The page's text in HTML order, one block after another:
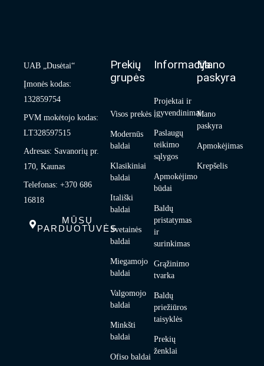
UAB „Dusėtai“
Įmonės kodas:
132859754
PVM mokėtojo kodas:
LT328597515
Adresas: Savanorių pr.
170, Kaunas
Telefonas: +370 686
16818
MŪSŲ
PARDUOTUVĖS
Prekių
grupės
Visos prekės
Modernūs
baldai
Klasikiniai
baldai
Itališki
baldai
Svetainės
baldai
Miegamojo
baldai
Valgomojo
baldai
Minkšti
baldai
Ofiso baldai
Informacija
Projektai ir
įgyvendinimai
Paslaugų
teikimo
sąlygos
Apmokėjimo
būdai
Baldų
pristatymas
ir
surinkimas
Grąžinimo
tvarka
Baldų
priežiūros
taisyklės
Prekių
ženklai
Mano
paskyra
Mano
paskyra
Apmokėjimas
Krepšelis